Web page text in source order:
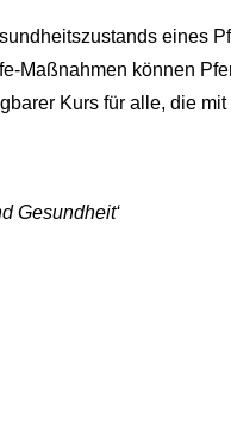
eines
Maßnahmen können
Kurs für alle, die
Gesundheit‘